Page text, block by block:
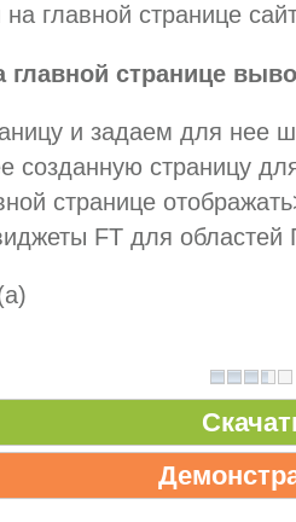
главной странице
главной странице
и задаем для нее
страницу
странице
FT для областей